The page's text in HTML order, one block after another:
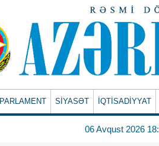
PARLAMENT SİYASƏT İQTİSADİYYAT
06 Avqust 2026